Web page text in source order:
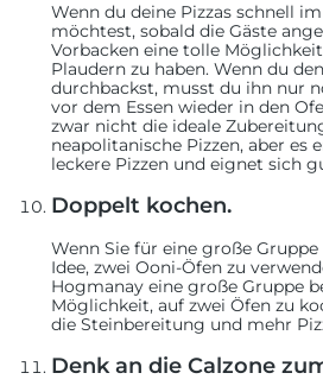
Wenn du deine Pizzas schnell
möchtest, sobald die Gäste
Vorbacken eine tolle
Plaudern zu haben. Wenn du
durchbackst, musst du ihn nur
vor dem Essen wieder in den
zwar nicht die ideale
neapolitanische Pizzen, aber es
leckere Pizzen und eignet sich
Doppelt kochen.
Wenn Sie für eine große
Idee, zwei Ooni-Öfen zu
Hogmanay eine große Gruppe
Möglichkeit, auf zwei Öfen zu
die Steinbereitung und mehr
Denk an die Calzone